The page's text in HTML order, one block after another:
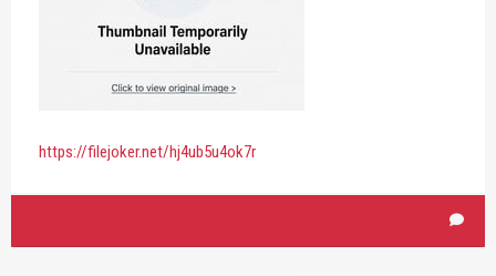
https://filejoker.net/hj4ub5u4ok7r